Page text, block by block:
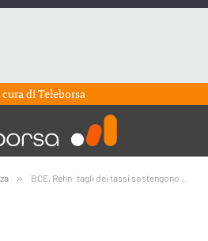
cura diTeleborsa
» BCE, Rehn: tagli dei tassi sostengono crescita, manteniamo piena libertà di azione